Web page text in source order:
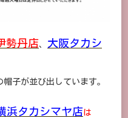
勢丹店、 大阪タカシ
帽子が並び出しています。
浜タカシマヤ店は